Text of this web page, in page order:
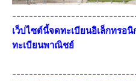
เว็ปไซต์นี้จดทะเบียนอิเล็กทรอ
ทะเบียนพาณิชย์